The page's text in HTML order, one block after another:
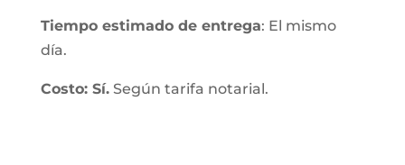
Tiempo estimado de entrega: El mismo
día.
Costo: Sí.Según tarifa notarial.